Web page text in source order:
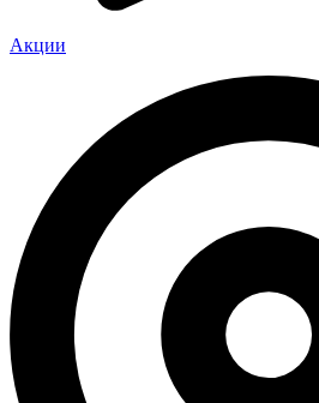
Акции